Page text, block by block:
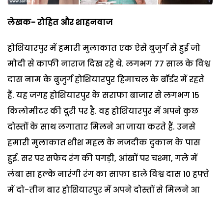
लेखक- रोहित और शाहनवाज
होशियारपुर में हमारी मुलाकात एक ऐसे बुजुर्ग से हुई जो
मोदी से काफी नाराज दिख रहे थे. लगभग 77 साल के विश्व
दास नाम के बुजुर्ग होशियारपुर हिमाचल के बॉर्डर में रहते
हैं. यह जगह होशियारपुर के सराफा बाजार से लगभग 15
किलोमीटर की दूरी पर है. वह होशियारपुर में अपने कुछ
दोस्तों के साथ लगातार मिलने आ जाया करते हैं. उनसे
हमारी मुलाकात शीश महल के नजदीक दुकान के पास
हुई. सर पर सफेद रंग की पगड़ी, आंखों पर चश्मा, गले में
लंबा सा हल्के नारंगी रंग का साफा डाले विश्व दास 10 हफ्ते
में दो-तीन बार होशियारपुर में अपने दोस्तों से मिलने आ